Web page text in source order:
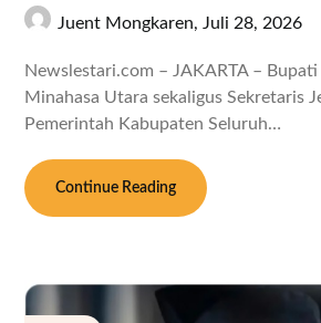
Juent Mongkaren, Juli 28, 2026
Newslestari.com – JAKARTA –
Minahasa Utara sekaligus Sekretaris
Pemerintah Kabupaten Seluruh…
Continue Reading